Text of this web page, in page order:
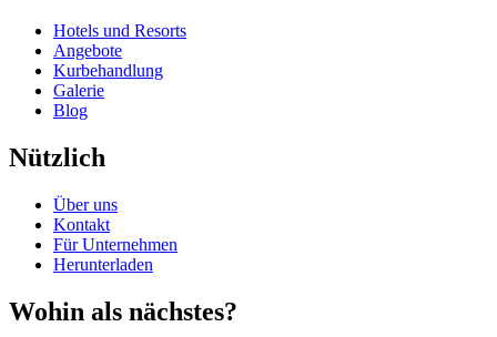
Hotels und Resorts
Angebote
Kurbehandlung
Galerie
Blog
Nützlich
Über uns
Kontakt
Für Unternehmen
Herunterladen
Wohin als nächstes?